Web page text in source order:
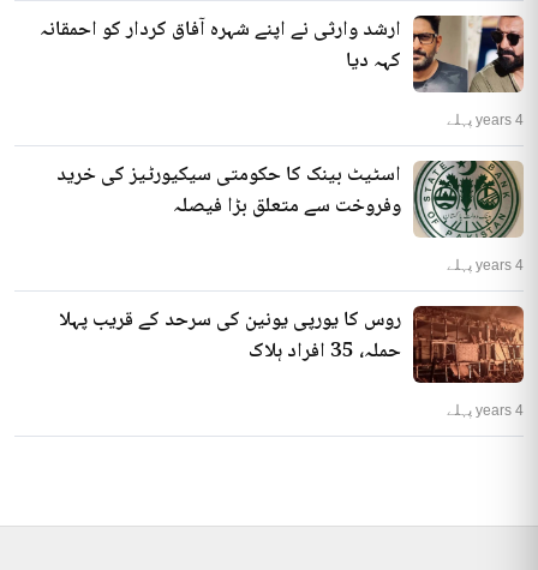
ارشد وارثی نے اپنے شہرہ آفاق کردار کو احمقانہ
کہہ دیا
4 years پہلے
اسٹیٹ بینک کا حکومتی سیکیورٹیز کی خرید
وفروخت سے متعلق بڑا فیصلہ
4 years پہلے
روس کا یورپی یونین کی سرحد کے قریب پہلا
حملہ، 35 افراد ہلاک
4 years پہلے